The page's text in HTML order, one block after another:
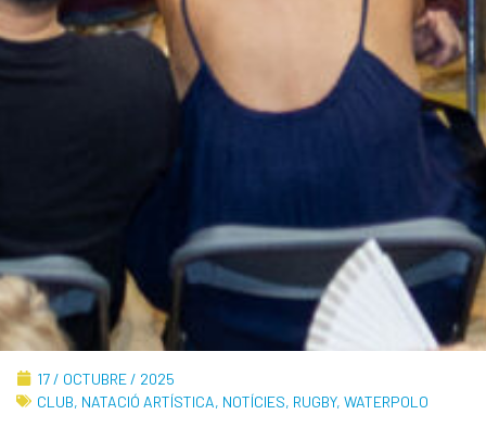
17 / OCTUBRE / 2025
CLUB, NATACIÓ ARTÍSTICA, NOTÍCIES, RUGBY, WATERPOLO